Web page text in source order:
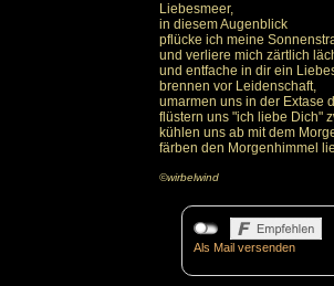
Liebesmeer,
in diesem Augenblick
pflücke ich meine
und verliere mich zärtlich
und entfache in dir ein
brennen vor Leidenschaft,
umarmen uns in der Extase
flüstern uns "ich liebe Dich"
kühlen uns ab mit dem
färben den Morgenhimmel
©wirbelwind
Als Mail versenden